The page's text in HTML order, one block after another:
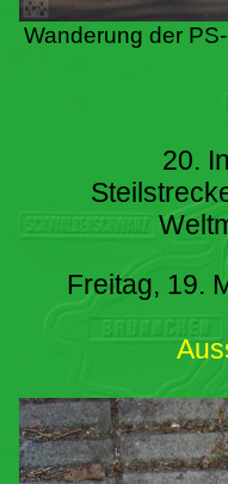
Wanderung der
20.
Freitag, 19.